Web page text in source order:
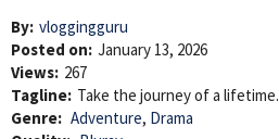
By: vloggingguru
Posted on: January 13, 2026
Views: 267
Tagline: Take the journey of a lifetime.
Genre: Adventure, Drama